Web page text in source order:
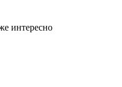
интересно